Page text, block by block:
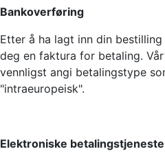
Bankoverføring
Etter å ha lagt inn din
deg en faktura for betaling.
vennligst angi betalingstype
"intraeuropeisk".
Elektroniske